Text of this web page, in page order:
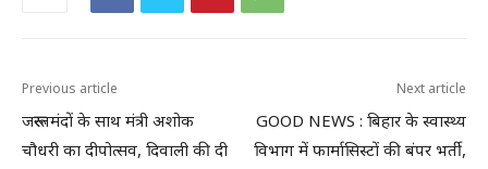
Previous article
जरूरतमंदों के साथ मंत्री अशोक
चौधरी का दीपोत्सव, दिवाली की दी
Next article
GOOD NEWS : बिहार के स्वास्थ्य
विभाग में फार्मासिस्टों की बंपर भर्ती,